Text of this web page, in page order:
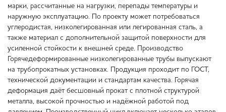
марки, рассчитанные на нагрузки, перепады температуры и
наружную эксплуатацию. По проекту может потребоваться
углеродистая, низколегированная или легированная сталь, а
также материал с дополнительной защитой поверхности для
усиленной стойкости к внешней среде. Производство
Горячедеформированные низколегированные трубы выпускают
на трубопрокатных установках. Продукция проходит по ГОСТ,
технической документации и стандартам качества. Горячая
деформация даёт бесшовный прокат с плотной структурой
металла, высокой прочностью и надёжной работой под